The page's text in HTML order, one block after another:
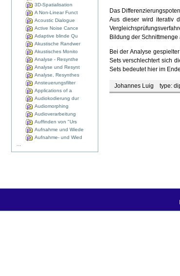
3D-Spatialisation
A Non-Linear Funct
Acoustic Dialogue
Active Noise Cance
Adaptive blinde Qu
Akustische Randwer
Akustisches Monito
Analyse - Resynthe
Analyse und Resynt
Analyse, Resynthes
Ansteuerungsfilter
Applications of a
Audiokodierung dur
Audiomorphing
Audioverarbeitung
Auffinden von "Urs
Aufnahme und Wiede
Aufnahme- und Wied
Das
Aus dieser wird iterativ
Bildung der
Bei der Analyse
Sets verschlechtert sich
Sets bedeutet hier im
Johannes Luig type: